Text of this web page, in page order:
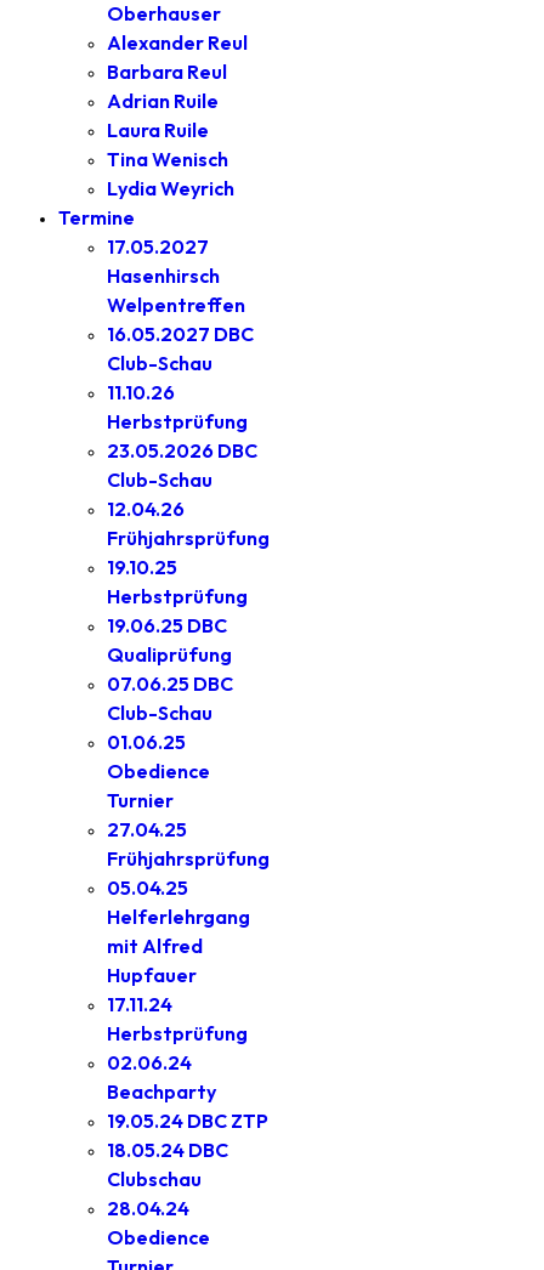
Oberhauser
Alexander Reul
Barbara Reul
Adrian Ruile
Laura Ruile
Tina Wenisch
Lydia Weyrich
Termine
17.05.2027
Hasenhirsch
Welpentreffen
16.05.2027 DBC
Club-Schau
11.10.26
Herbstprüfung
23.05.2026 DBC
Club-Schau
12.04.26
Frühjahrsprüfung
19.10.25
Herbstprüfung
19.06.25 DBC
Qualiprüfung
07.06.25 DBC
Club-Schau
01.06.25
Obedience
Turnier
27.04.25
Frühjahrsprüfung
05.04.25
Helferlehrgang
mit Alfred
Hupfauer
17.11.24
Herbstprüfung
02.06.24
Beachparty
19.05.24 DBC ZTP
18.05.24 DBC
Clubschau
28.04.24
Obedience